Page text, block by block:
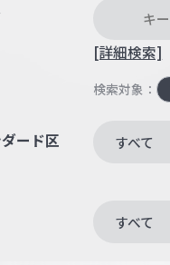
[詳細検索]
検索対象：
ード区
すべて
すべて